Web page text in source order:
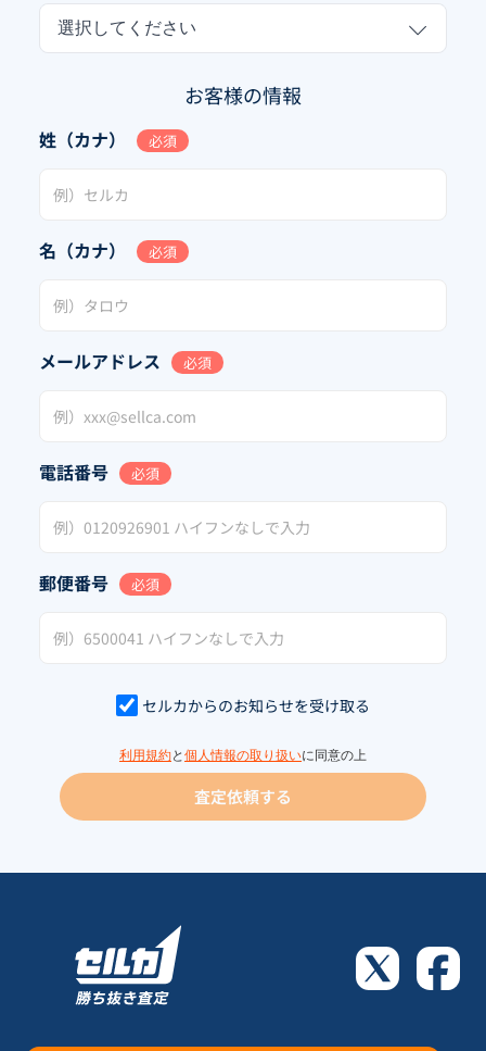
選択してください
お客様の情報
姓（カナ） 必須
名（カナ） 必須
メールアドレス 必須
電話番号 必須
郵便番号 必須
セルカからのお知らせを受け取る
利用規約と 個人情報の取り扱いに同意の上
査定依頼する